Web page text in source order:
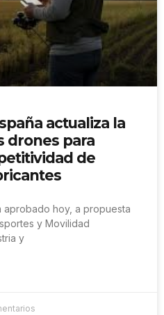
actualiza la
drones para
de
aprobado hoy, a propuesta
y Movilidad
y